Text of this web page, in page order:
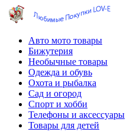
Авто мото товары
Бижутерия
Необычные товары
Одежда и обувь
Охота и рыбалка
Сад и огород
Спорт и хобби
Телефоны и аксессуары
Товары для детей